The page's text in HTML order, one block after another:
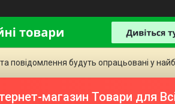
повідомлення будуть опрацьовані у
магазин Товари для